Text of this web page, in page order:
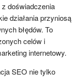
doświadczenia
działania przyniosą
błędów. To
celów i
internetowy.
SEO nie tylko